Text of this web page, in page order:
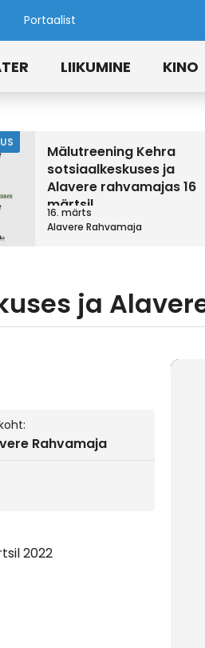
Portaalist
LIIKUMINE KINO
Mälutreening Kehra
sotsiaalkeskuses ja
Alavere rahvamajas 16
märtsil
16. märts
Alavere Rahvamaja
ja
Rahvamaja
2022